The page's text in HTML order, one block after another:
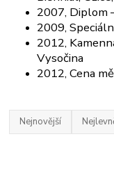
2007, Diplom
2009,
2012,
Vysočina
2012, Cena
Nejnovější